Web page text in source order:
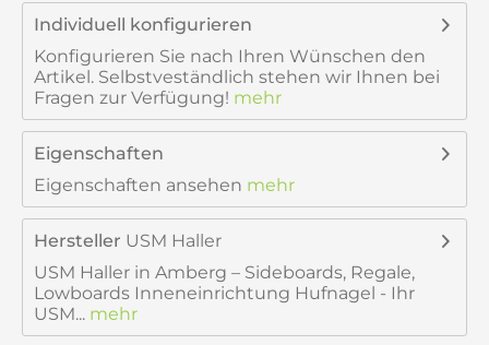
Individuell konfigurieren
Konfigurieren Sie nach Ihren Wünschen den
Artikel. Selbstveständlich stehen wir Ihnen bei
Fragen zur Verfügung! mehr
Eigenschaften
Eigenschaften ansehen mehr
Hersteller USM Haller
USM Haller in Amberg – Sideboards, Regale,
Lowboards Inneneinrichtung Hufnagel - Ihr
USM... mehr